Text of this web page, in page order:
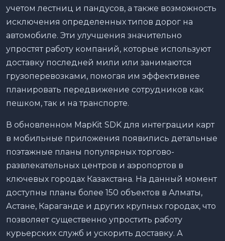
учетом лестниц и пандусов, а также возможность
исключения определенных типов дорог на
автомобиле. Эти улучшения значительно
упростят работу компаний, которые используют
доставку последней мили или занимаются
грузоперевозками, помогая им эффективнее
планировать передвижение сотрудников как
пешком, так и на транспорте.
В обновленном MapKit SDK для интеграции карт
в мобильные приложения появились детальные
поэтажные планы популярных торгово-
развлекательных центров и аэропортов в
ключевых городах Казахстана. На данный момент
доступны планы более 150 объектов в Алматы,
Астане, Караганде и других крупных городах, что
позволяет существенно упростить работу
курьерских служб и ускорить доставку. А